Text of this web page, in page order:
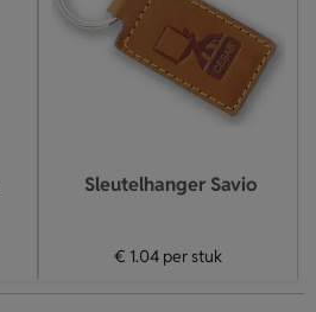
Sleutelhanger Savio
€ 1.04 per stuk